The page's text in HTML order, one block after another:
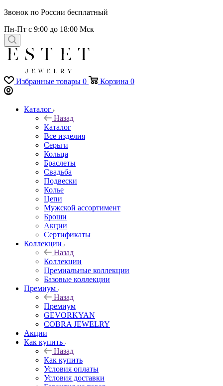
Звонок по России бесплатный
Пн-Пт с 9:00 до 18:00 Мск
Избранные товары 0 Корзина 0
Каталог
Назад
Каталог
Все изделия
Серьги
Кольца
Браслеты
Свадьба
Подвески
Колье
Цепи
Мужской ассортимент
Броши
Акции
Сертификаты
Коллекции
Назад
Коллекции
Премиальные коллекции
Базовые коллекции
Премиум
Назад
Премиум
GEVORKYAN
COBRA JEWELRY
Акции
Как купить
Назад
Как купить
Условия оплаты
Условия доставки